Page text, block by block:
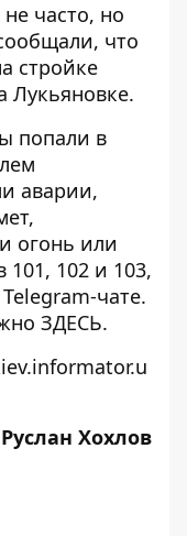
часто, но
что
стройке
Лукьяновке.
попали в
аварии,
огонь или
102 и 103,
чате.
ЗДЕСЬ.
Руслан Хохлов